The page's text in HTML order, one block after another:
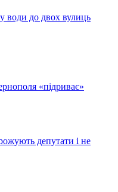
води до двох вулиць
«підриває»
депутати і не